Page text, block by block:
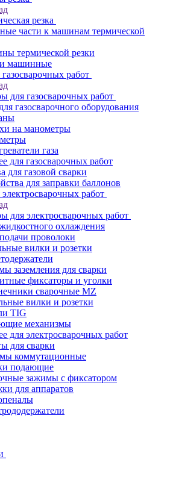
резка
части к машинам термической
термической резки
машинные
работ
для газосварочных работ
газосварочного оборудования
на манометры
газа
для газосварочных работ
для газовой сварки
для заправки баллонов
работ
для электросварочных работ
охлаждения
проволоки
вилки и розетки
заземления для сварки
фиксаторы и уголки
сварочные MZ
вилки и розетки
TIG
механизмы
для электросварочных работ
для сварки
коммутационные
подающие
зажимы с фиксатором
для аппаратов